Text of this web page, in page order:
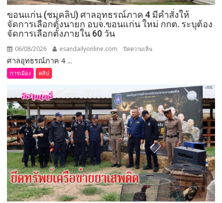
สั่ง
การ
ยก
เปิด
งาน
เทศกาล
กิน
เงาะ
เมือง
เลย
ขอนแก่น (ชมคลิป) ศาลอุทธรณ์ภาค 4 มีคำสั่งให้
จัดการเลือกตั้งนายก อบจ.ขอนแก่น ใหม่ กกต. ระบุต้อง
จัดการเลือกตั้งภายใน 60 วัน
06/08/2026 esandailyonline.com ปิดความเห็น
ศาล
อุทธรณ์
ภาค 4 มี
คำ
สั่ง
ให้
จัดการ
เลือก
ตั้ง
นายก
อบจ.ขอนแก่น
ศาลอุทธรณ์ภาค 4 ...
การเมือง คลิป